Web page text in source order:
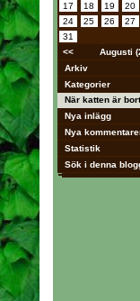
17
18 19 20
24
25 26 27
31
<<
Augusti
Arkiv
Kategorier
När katten är
Nya inlägg
Nya
Statistik
Sök i denna